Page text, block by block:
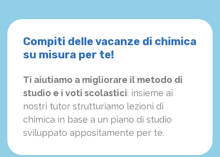
Compiti delle vacanze di chimica
su misura per te!
Ti aiutiamo a migliorare il metodo di
studio e i voti scolastici: insieme ai
nostri tutor strutturiamo lezioni di
chimica in base a un piano di studio
sviluppato appositamente per te.